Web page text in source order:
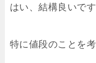
はい、結構良いです
特に値段のことを